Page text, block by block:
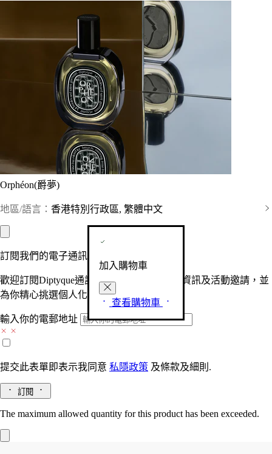
Orphéon(爵夢)
地區/語言： 香港特別行政區, 繁體中文
加入購物車
查看購物車
訂閱我們的電子通訊
歡迎訂閱Diptyque通訊，接收品牌最新產品資訊及活動邀請，並
為你精心挑選個人化的驚喜及禮物。
輸入你的電郵地址
提交此表單即表示我同意 私隱政策 及條款及細則.
訂閱
The maximum allowed quantity for this product has been exceeded.